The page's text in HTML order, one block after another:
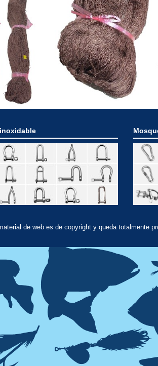
de web es de copyright y queda totalmente